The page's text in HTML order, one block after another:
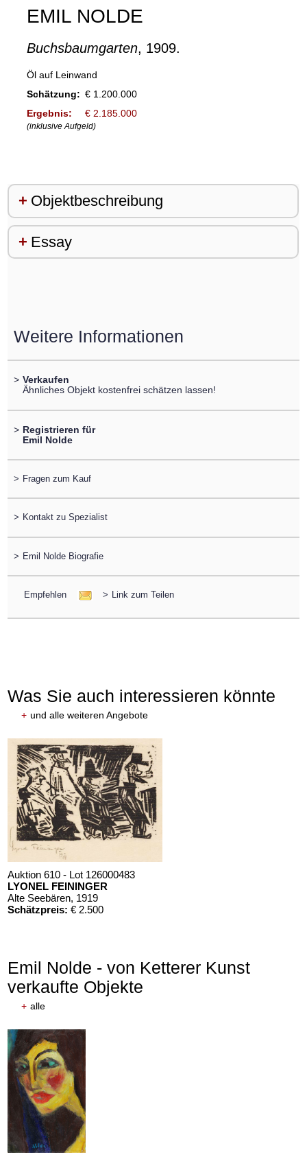
EMIL NOLDE
Buchsbaumgarten, 1909.
Öl auf Leinwand
Schätzung: € 1.200.000
Ergebnis:
€ 2.185.000
(inklusive Aufgeld)
Objektbeschreibung
Essay
Weitere Informationen
> Verkaufen
Ähnliches Objekt kostenfrei schätzen lassen!
> Registrieren für
Emil Nolde
> Fragen zum Kauf
> Kontakt zu Spezialist
> Emil Nolde Biografie
Empfehlen > Link zum Teilen
Was Sie auch interessieren könnte
+ und alle weiteren Angebote
Auktion 610 - Lot 126000483
LYONEL FEININGER
Alte Seebären, 1919
Schätzpreis: € 2.500
Auktion 610 - Lot 426000372
HERMANN MAX PECHSTEIN
Reisebilder, 1919
Schätzpreis:€ 1.600
Emil Nolde - von Ketterer Kunst
verkaufte Objekte
+ alle